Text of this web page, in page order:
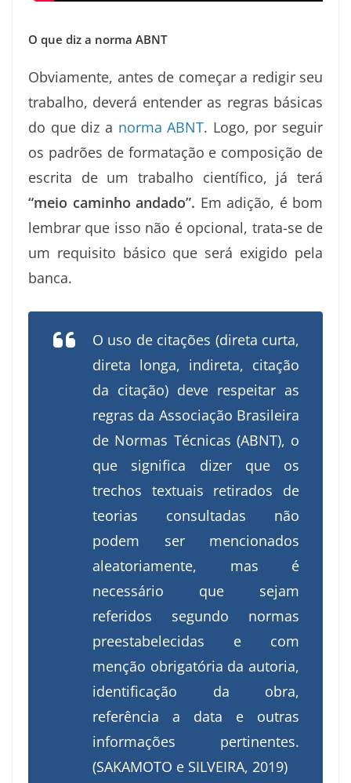
O que diz a norma ABNT
Obviamente, antes de começar a redigir seu
trabalho, deverá entender as regras básicas
do que diz a norma ABNT. Logo, por seguir
os padrões de formatação e composição de
escrita de um trabalho científico, já terá
“meio caminho andado”. Em adição, é bom
lembrar que isso não é opcional, trata-se de
um requisito básico que será exigido pela
banca.
O uso de citações (direta curta,
direta longa, indireta, citação
da citação) deve respeitar as
regras da Associação Brasileira
de Normas Técnicas (ABNT), o
que significa dizer que os
trechos textuais retirados de
teorias consultadas não
podem ser mencionados
aleatoriamente, mas é
necessário que sejam
referidos segundo normas
preestabelecidas e com
menção obrigatória da autoria,
identificação da obra,
referência a data e outras
informações pertinentes.
(SAKAMOTO e SILVEIRA, 2019)